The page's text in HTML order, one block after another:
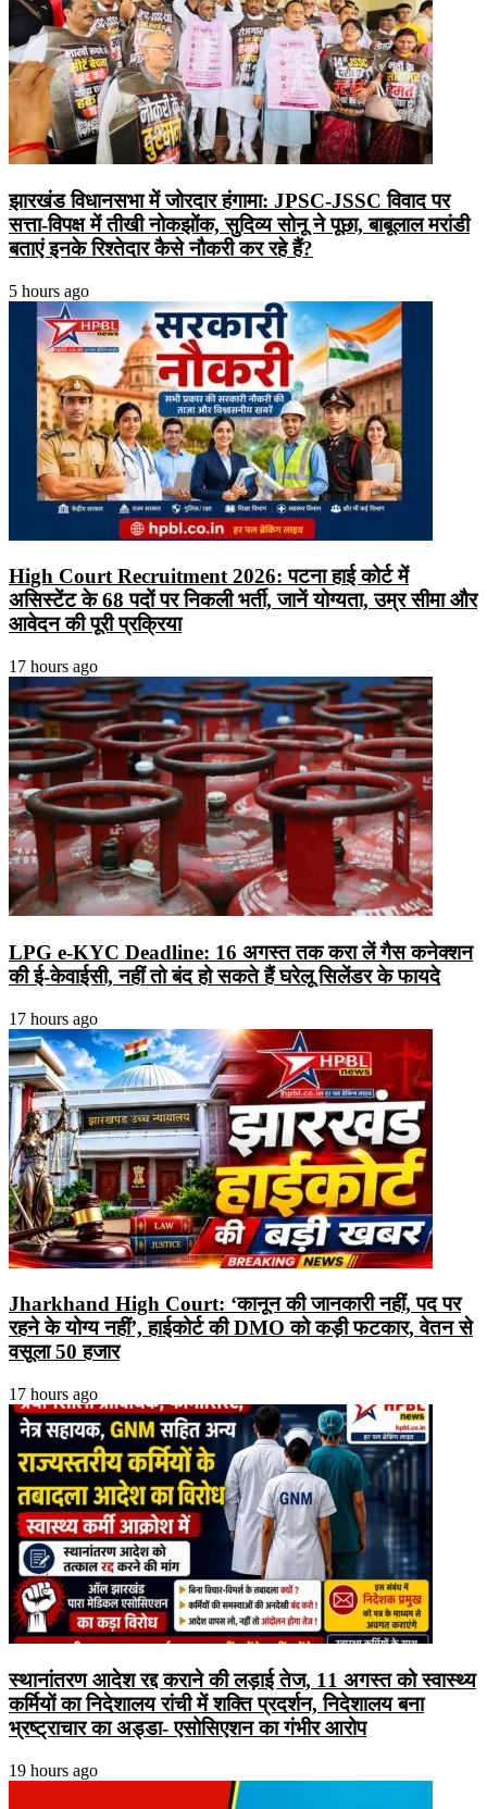
झारखंड विधानसभा में जोरदार हंगामा: JPSC-JSSC विवाद पर
सत्ता-विपक्ष में तीखी नोकझोंक, सुदिव्य सोनू ने पूछा, बाबूलाल मरांडी
बताएं इनके रिश्तेदार कैसे नौकरी कर रहे हैं?
5 hours ago
High Court Recruitment 2026: पटना हाई कोर्ट में
असिस्टेंट के 68 पदों पर निकली भर्ती, जानें योग्यता, उम्र सीमा और
आवेदन की पूरी प्रक्रिया
17 hours ago
LPG e-KYC Deadline: 16 अगस्त तक करा लें गैस कनेक्शन
की ई-केवाईसी, नहीं तो बंद हो सकते हैं घरेलू सिलेंडर के फायदे
17 hours ago
Jharkhand High Court: ‘कानून की जानकारी नहीं, पद पर
रहने के योग्य नहीं’, हाईकोर्ट की DMO को कड़ी फटकार, वेतन से
वसूला 50 हजार
17 hours ago
स्थानांतरण आदेश रद्द कराने की लड़ाई तेज, 11 अगस्त को स्वास्थ्य
कर्मियों का निदेशालय रांची में शक्ति प्रदर्शन, निदेशालय बना
भ्रष्ट्राचार का अड्डा- एसोसिएशन का गंभीर आरोप
19 hours ago